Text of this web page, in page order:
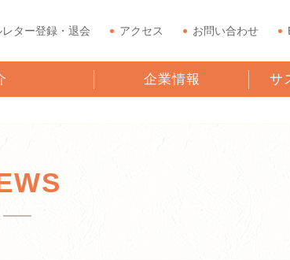
レター登録・退会 アクセス お問い合わせ
企業情報 サ